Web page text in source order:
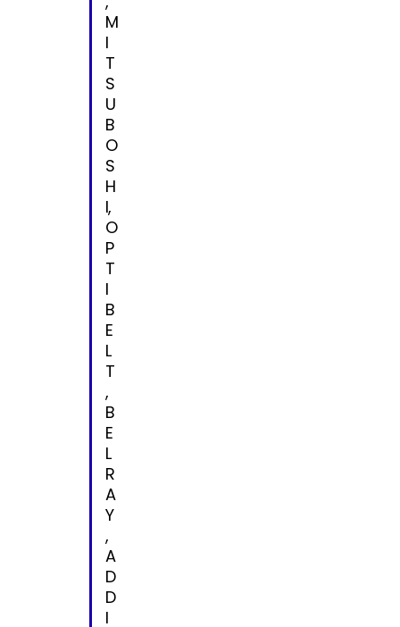
M
I
T
S
U
B
O
S
H
I,
O
P
T
I
B
E
L
T
,
B
E
L
R
A
Y
,
A
D
D
I